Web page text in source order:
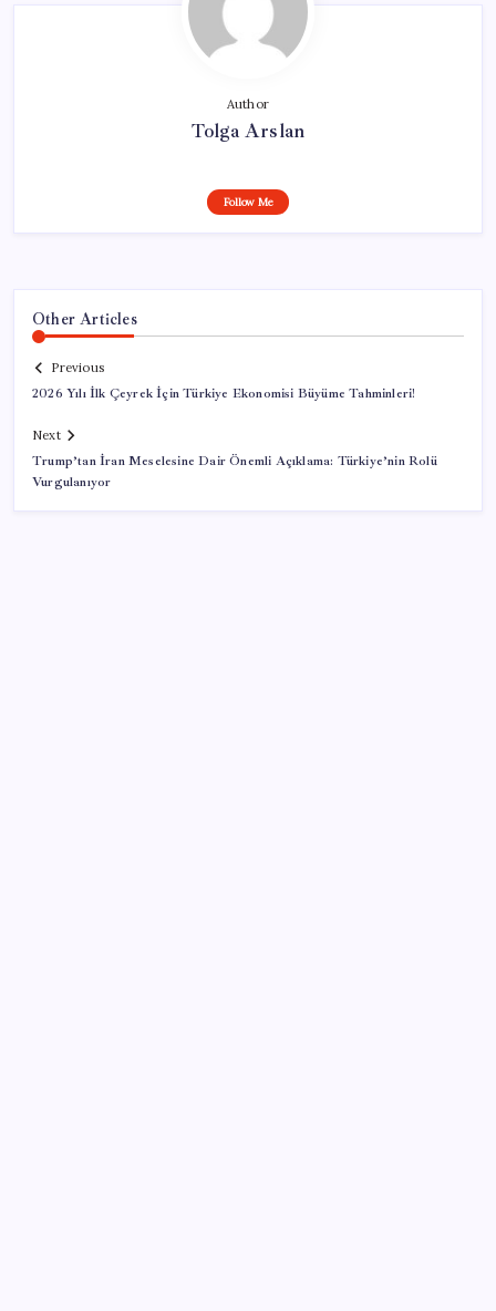
Author
Tolga Arslan
Follow Me
Other Articles
Previous
2026 Yılı İlk Çeyrek İçin Türkiye Ekonomisi Büyüme Tahminleri!
Next
Trump’tan İran Meselesine Dair Önemli Açıklama: Türkiye’nin Rolü
Vurgulanıyor